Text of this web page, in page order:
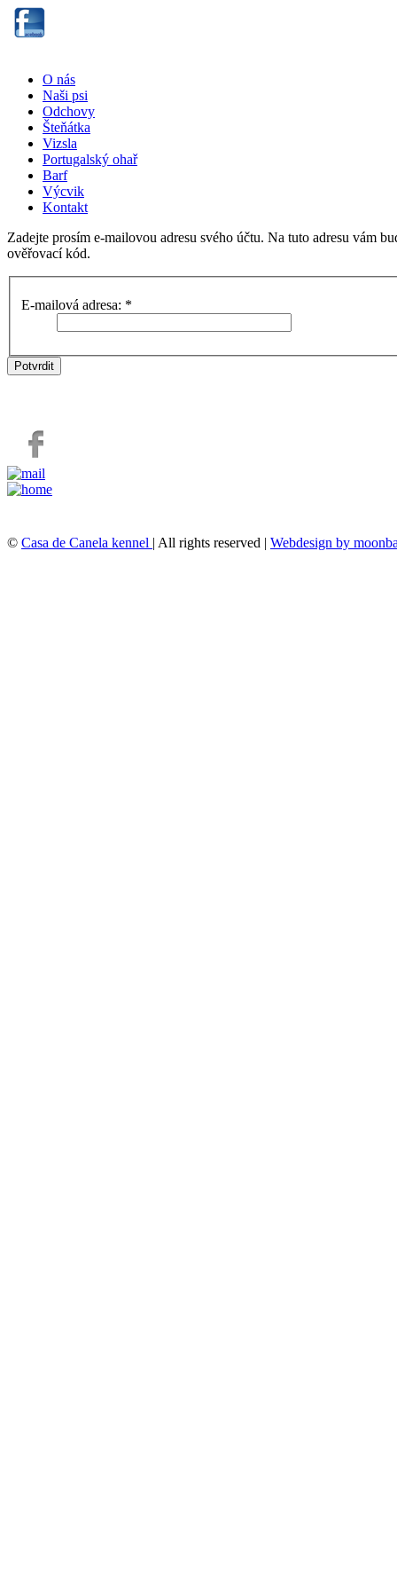
O nás
Naši psi
Odchovy
Šteňátka
Vizsla
Portugalský ohař
Barf
Výcvik
Kontakt
Zadejte prosím e-mailovou adresu svého účtu. Na tuto adresu vám
ověřovací kód.
E-mailová adresa: *
Potvrdit
© Casa de Canela kennel | All rights reserved | Webdesign by